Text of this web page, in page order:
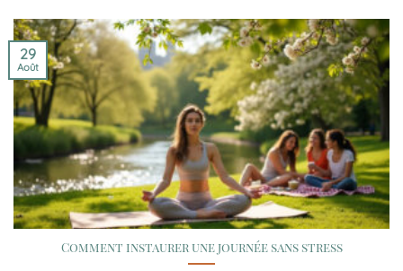
Comment instaurer une journée sans stress
29
Août